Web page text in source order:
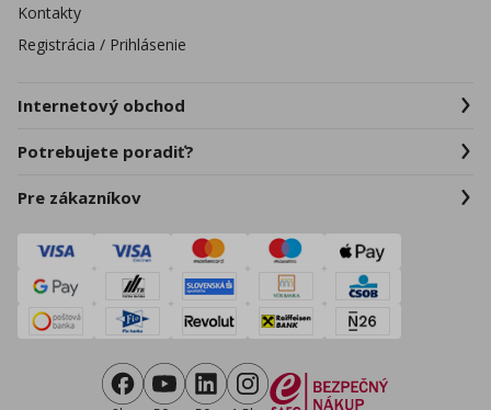
Kontakty
Registrácia / Prihlásenie
Internetový obchod
Potrebujete poradiť?
Pre zákazníkov